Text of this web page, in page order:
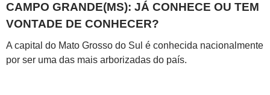
CAMPO GRANDE(MS): JÁ CONHECE OU TEM
VONTADE DE CONHECER?
A capital do Mato Grosso do Sul é conhecida nacionalmente
por ser uma das mais arborizadas do país.